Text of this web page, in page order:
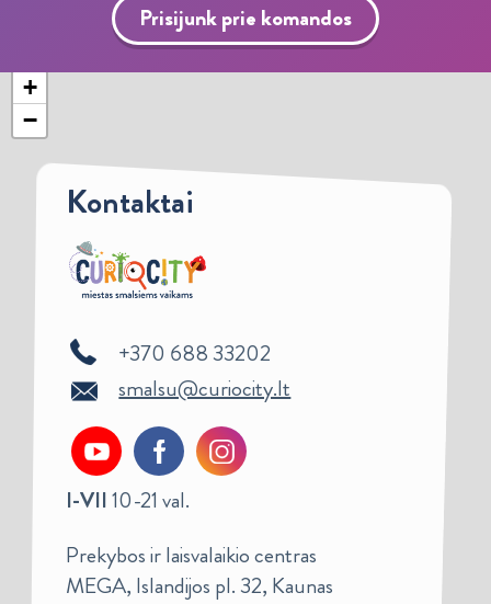
Prisijunk prie komandos
+
−
Kontaktai
+370 688 33202
smalsu@curiocity.lt
I-VII10-21 val.
Prekybos ir laisvalaikio centras
MEGA, Islandijos pl. 32, Kaunas